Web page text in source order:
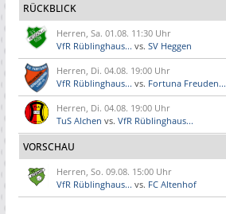
RÜCKBLICK
Herren, Sa. 01.08. 11:30 Uhr
VfR Rüblinghaus... vs. SV Heggen
Herren, Di. 04.08. 19:00 Uhr
VfR Rüblinghaus... vs. Fortuna Freuden...
Herren, Di. 04.08. 19:00 Uhr
TuS Alchen vs. VfR Rüblinghaus...
VORSCHAU
Herren, So. 09.08. 15:00 Uhr
VfR Rüblinghaus... vs. FC Altenhof